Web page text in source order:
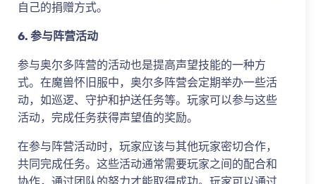
自己的捐赠方式。
6. 参与阵营活动
参与奥尔多阵营的活动也是提高声望技能的一种方
式。在魔兽怀旧服中，奥尔多阵营会定期举办一些活
动，如巡逻、守护和护送任务等。玩家可以参与这些
活动，完成任务获得声望值的奖励。
在参与阵营活动时，玩家应该与其他玩家密切合作，
共同完成任务。这些活动通常需要玩家之间的配合和